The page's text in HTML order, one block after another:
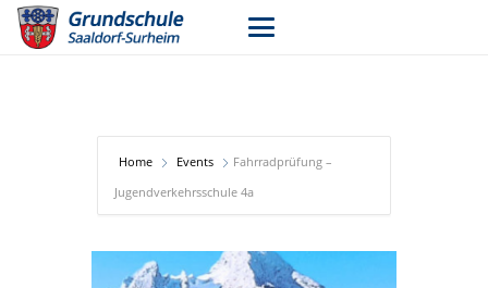
Home Events
Fahrradprüfung –
Jugendverkehrsschule 4a